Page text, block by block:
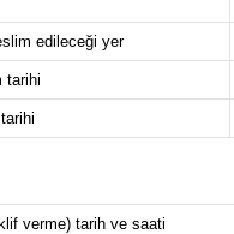
edileceği yer
tarihi
verme) tarih ve saati